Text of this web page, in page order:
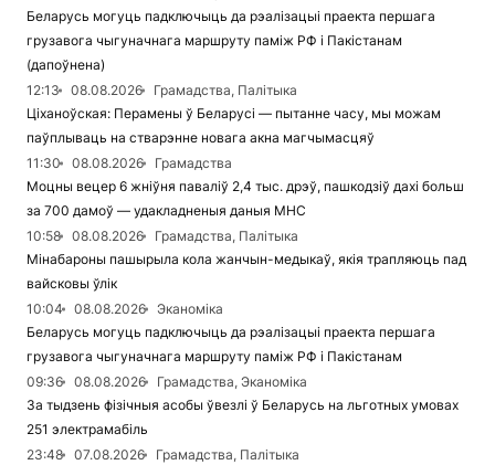
Беларусь могуць падключыць да рэалізацыі праекта першага
грузавога чыгуначнага маршруту паміж РФ і Пакістанам
(дапоўнена)
12:13
08.08.2026
Грамадства, Палітыка
Ціханоўская: Перамены ў Беларусі — пытанне часу, мы можам
паўплываць на стварэнне новага акна магчымасцяў
11:30
08.08.2026
Грамадства
Моцны вецер 6 жніўня паваліў 2,4 тыс. дрэў, пашкодзіў дахі больш
за 700 дамоў — удакладненыя даныя МНС
10:58
08.08.2026
Грамадства, Палітыка
Мінабароны пашырыла кола жанчын-медыкаў, якія трапляюць пад
вайсковы ўлік
10:04
08.08.2026
Эканоміка
Беларусь могуць падключыць да рэалізацыі праекта першага
грузавога чыгуначнага маршруту паміж РФ і Пакістанам
09:36
08.08.2026
Грамадства, Эканоміка
За тыдзень фізічныя асобы ўвезлі ў Беларусь на льготных умовах
251 электрамабіль
23:48
07.08.2026
Грамадства, Палітыка